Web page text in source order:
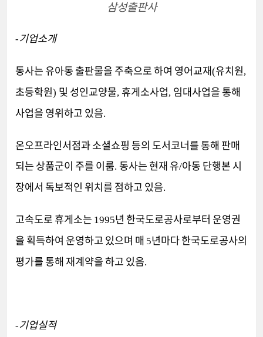
삼성출판사
-기업소개
동사는 유아동 출판물을 주축으로 하여 영어교재(유치원,
초등학원) 및 성인교양물, 휴게소사업, 임대사업을 통해
사업을 영위하고 있음.
온오프라인서점과 소셜쇼핑 등의 도서코너를 통해 판매
되는 상품군이 주를 이룸. 동사는 현재 유/아동 단행본 시
장에서 독보적인 위치를 점하고 있음.
고속도로 휴게소는 1995년 한국도로공사로부터 운영권
을 획득하여 운영하고 있으며 매 5년마다 한국도로공사의
평가를 통해 재계약을 하고 있음.
-기업실적